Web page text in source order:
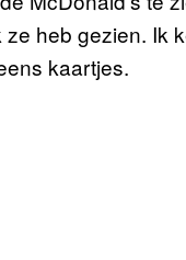
heb gezien. Ik
kaartjes.